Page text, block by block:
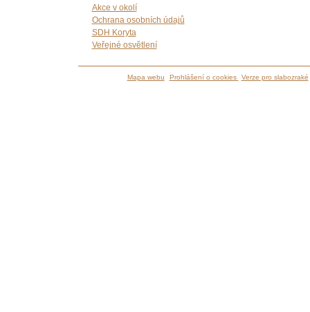
Akce v okolí
Ochrana osobních údajů
SDH Koryta
Veřejné osvětlení
Mapa webu Prohlášení o cookies Verze pro slabozraké